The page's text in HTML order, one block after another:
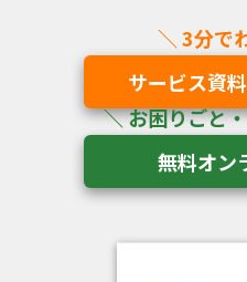
サービス資
無料オン